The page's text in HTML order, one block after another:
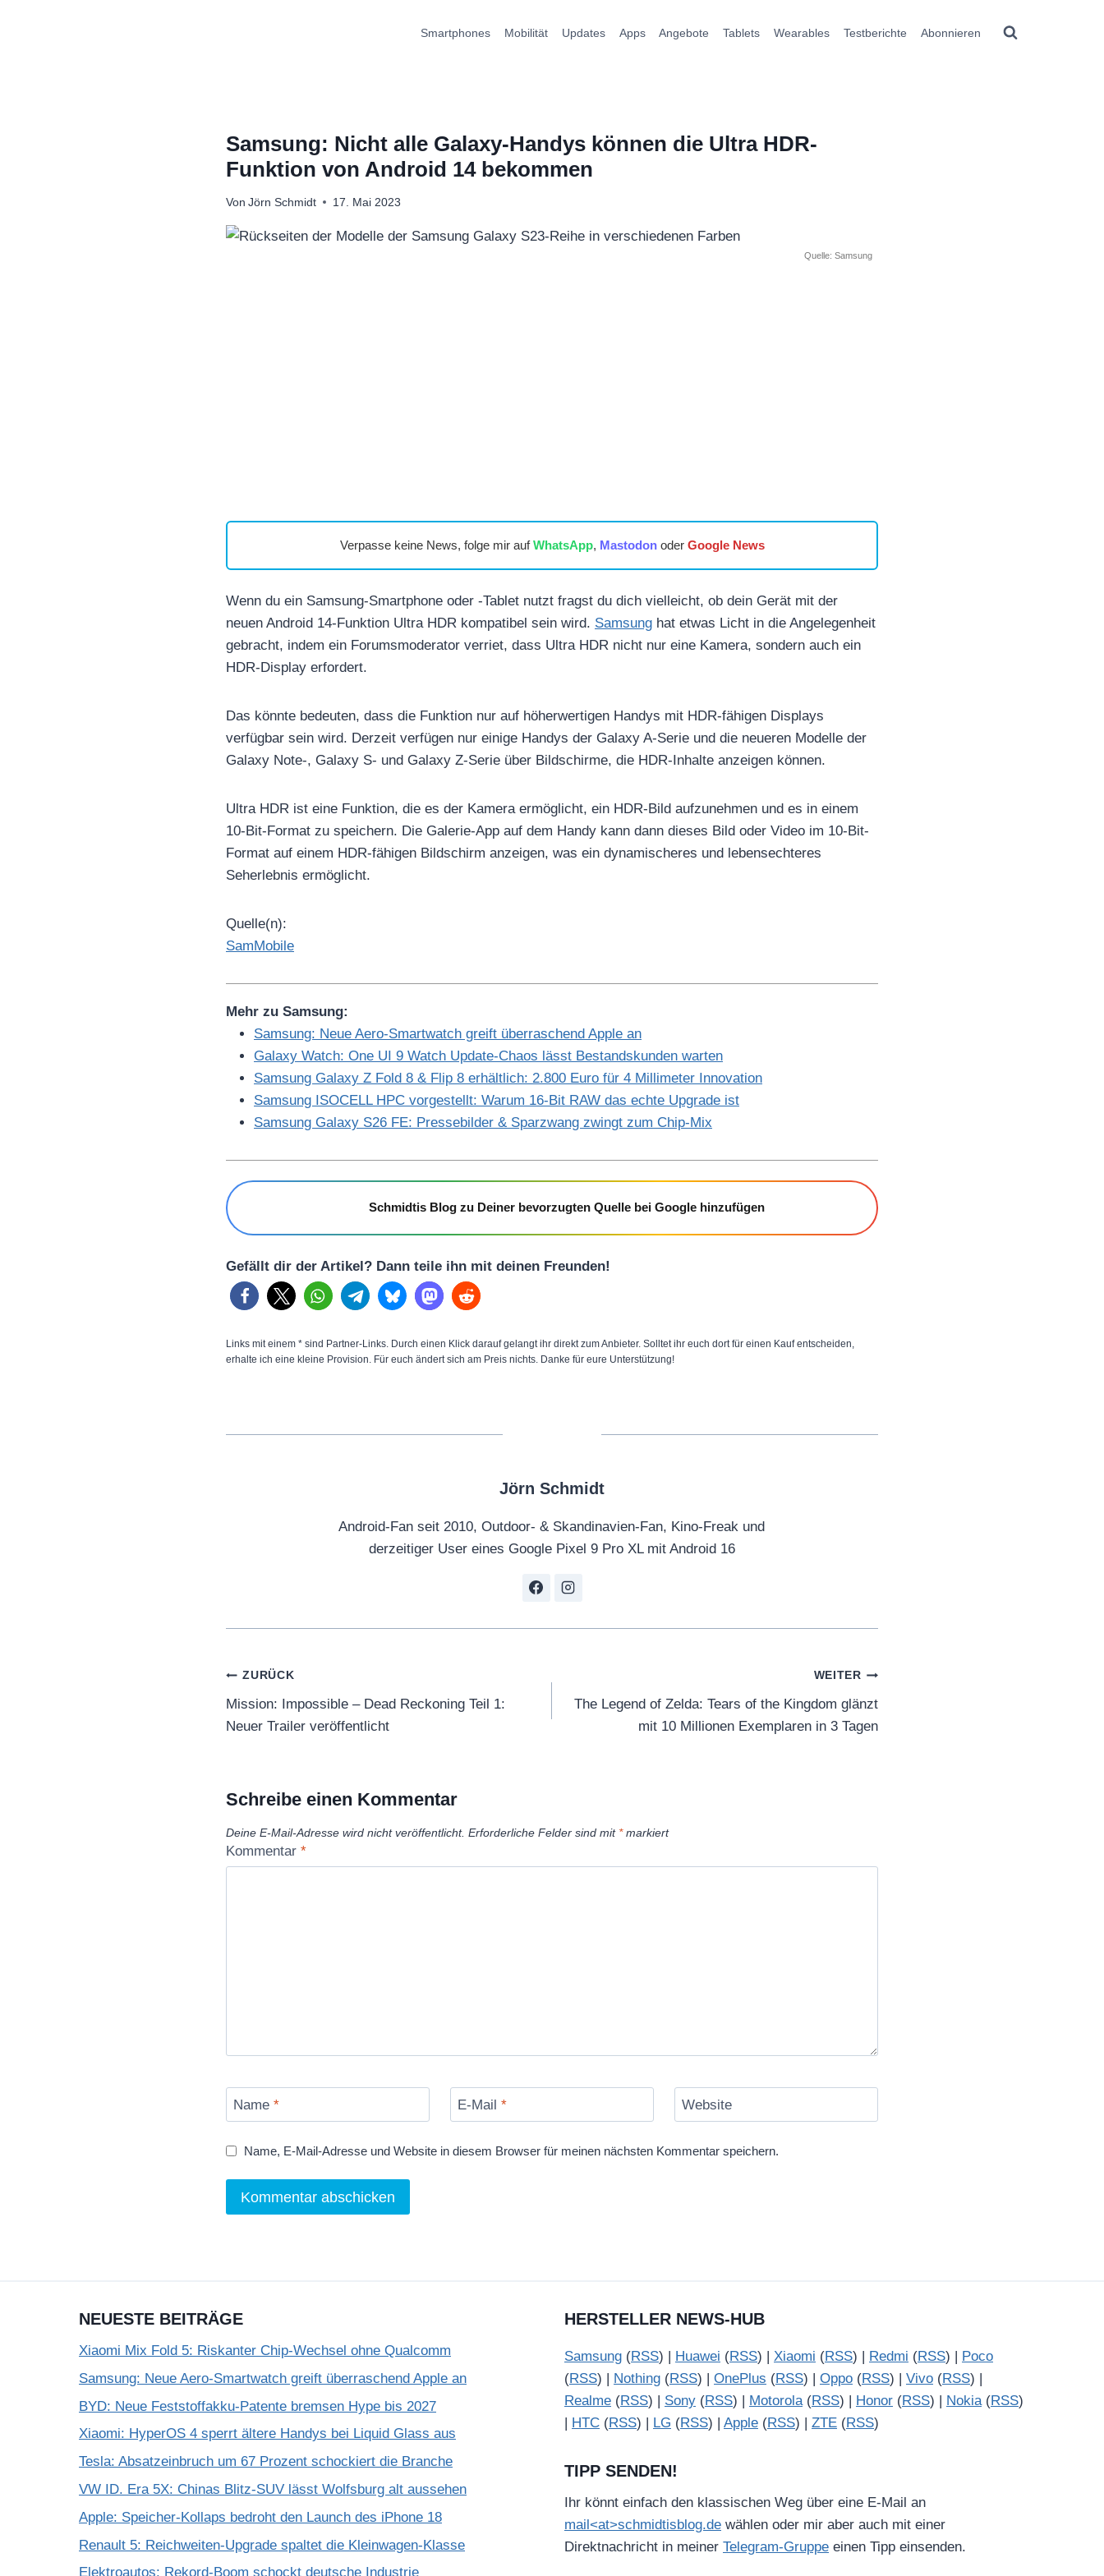
Smartphones Mobilität Updates Apps Angebote Tablets Wearables Testberichte Abonnieren
Samsung: Nicht alle Galaxy-Handys können die Ultra HDR-
Funktion von Android 14 bekommen
Von Jörn Schmidt 17. Mai 2023
Quelle: Samsung
Verpasse keine News, folge mir aufWhatsApp, Mastodonoder Google News
Wenn du ein Samsung-Smartphone oder -Tablet nutzt fragst du dich vielleicht, ob dein Gerät mit der
neuen Android 14-Funktion Ultra HDR kompatibel sein wird. Samsung hat etwas Licht in die Angelegenheit
gebracht, indem ein Forumsmoderator verriet, dass Ultra HDR nicht nur eine Kamera, sondern auch ein
HDR-Display erfordert.
Das könnte bedeuten, dass die Funktion nur auf höherwertigen Handys mit HDR-fähigen Displays
verfügbar sein wird. Derzeit verfügen nur einige Handys der Galaxy A-Serie und die neueren Modelle der
Galaxy Note-, Galaxy S- und Galaxy Z-Serie über Bildschirme, die HDR-Inhalte anzeigen können.
Ultra HDR ist eine Funktion, die es der Kamera ermöglicht, ein HDR-Bild aufzunehmen und es in einem
10-Bit-Format zu speichern. Die Galerie-App auf dem Handy kann dann dieses Bild oder Video im 10-Bit-
Format auf einem HDR-fähigen Bildschirm anzeigen, was ein dynamischeres und lebensechteres
Seherlebnis ermöglicht.
Quelle(n):
SamMobile
Mehr zu Samsung:
Samsung: Neue Aero-Smartwatch greift überraschend Apple an
Galaxy Watch: One UI 9 Watch Update-Chaos lässt Bestandskunden warten
Samsung Galaxy Z Fold 8 & Flip 8 erhältlich: 2.800 Euro für 4 Millimeter Innovation
Samsung ISOCELL HPC vorgestellt: Warum 16-Bit RAW das echte Upgrade ist
Samsung Galaxy S26 FE: Pressebilder & Sparzwang zwingt zum Chip-Mix
Schmidtis Blog zu Deiner bevorzugten Quelle bei Google hinzufügen
Gefällt dir der Artikel? Dann teile ihn mit deinen Freunden!
Links mit einem * sind Partner-Links. Durch einen Klick darauf gelangt ihr direkt zum Anbieter. Solltet ihr euch dort für einen Kauf entscheiden,
erhalte ich eine kleine Provision. Für euch ändert sich am Preis nichts. Danke für eure Unterstützung!
Jörn Schmidt
Android-Fan seit 2010, Outdoor- & Skandinavien-Fan, Kino-Freak und
derzeitiger User eines Google Pixel 9 Pro XL mit Android 16
Beitragsnavigation
ZURÜCK
Mission: Impossible – Dead Reckoning Teil 1:
Neuer Trailer veröffentlicht
WEITER
The Legend of Zelda: Tears of the Kingdom glänzt
mit 10 Millionen Exemplaren in 3 Tagen
Schreibe einen Kommentar
Deine E-Mail-Adresse wird nicht veröffentlicht. Erforderliche Felder sind mit *markiert
Kommentar *
Name * E-Mail * Website
Name, E-Mail-Adresse und Website in diesem Browser für meinen nächsten Kommentar speichern.
NEUESTE BEITRÄGE
Xiaomi Mix Fold 5: Riskanter Chip-Wechsel ohne Qualcomm
Samsung: Neue Aero-Smartwatch greift überraschend Apple an
BYD: Neue Feststoffakku-Patente bremsen Hype bis 2027
Xiaomi: HyperOS 4 sperrt ältere Handys bei Liquid Glass aus
Tesla: Absatzeinbruch um 67 Prozent schockiert die Branche
VW ID. Era 5X: Chinas Blitz-SUV lässt Wolfsburg alt aussehen
Apple: Speicher-Kollaps bedroht den Launch des iPhone 18
Renault 5: Reichweiten-Upgrade spaltet die Kleinwagen-Klasse
Elektroautos: Rekord-Boom schockt deutsche Industrie
HERSTELLER NEWS-HUB
Samsung (RSS) | Huawei (RSS) | Xiaomi (RSS) | Redmi (RSS) | Poco
(RSS) | Nothing (RSS) | OnePlus (RSS) | Oppo (RSS) | Vivo (RSS) |
Realme (RSS) | Sony (RSS) | Motorola(RSS) | Honor (RSS) | Nokia(RSS)
| HTC (RSS) | LG (RSS) | Apple (RSS) | ZTE (RSS)
TIPP SENDEN!
Ihr könnt einfach den klassischen Weg über eine E-Mail an
mail<at>schmidtisblog.de wählen oder mir aber auch mit einer
Direktnachricht in meiner Telegram-Gruppe einen Tipp einsenden.